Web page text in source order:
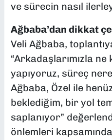
ve sürecin nasıl
Ağbaba’dan dikkat
Veli Ağbaba,
“Arkadaşlarımızla
yapıyoruz, süreç
Ağbaba, Özel ile
beklediğim, bir yol
saplanıyor”
önlemleri